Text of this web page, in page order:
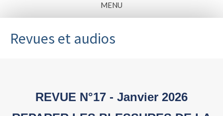
MENU
Revues et audios
REVUE N°17 - Janvier 2026